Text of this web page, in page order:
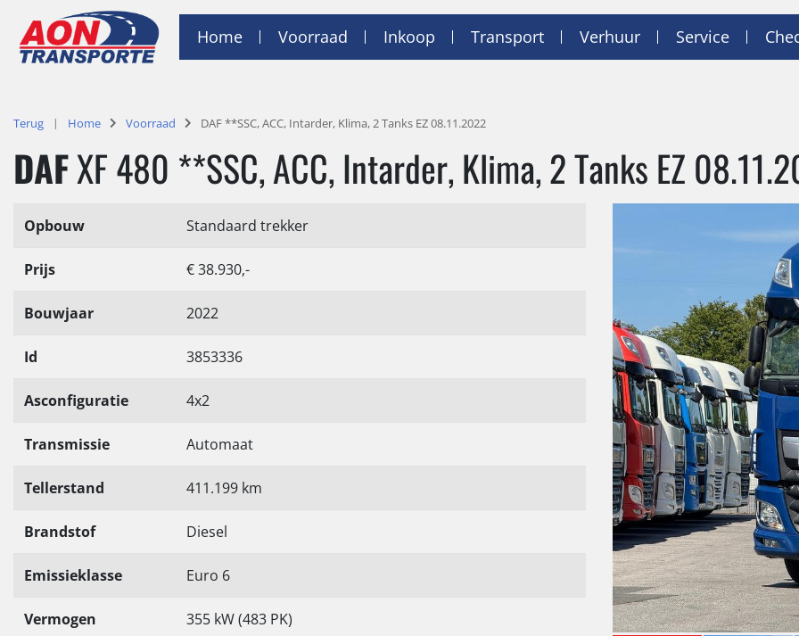
Home Voorraad Inkoop Transport Verhuur Service
Terug Home Voorraad DAF **SSC, ACC, Intarder, Klima, 2 Tanks EZ 08.11.2022
DAFXF 480 **SSC, ACC, Intarder, Klima, 2 Tanks EZ
Opbouw Standaard trekker
Prijs € 38.930,-
Bouwjaar 2022
Id 3853336
Asconfiguratie 4x2
Transmissie Automaat
Tellerstand 411.199 km
Brandstof Diesel
Emissieklasse Euro 6
Vermogen 355 kW (483 PK)